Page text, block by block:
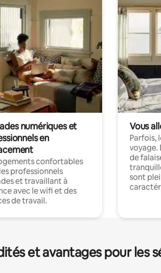
numériques et
en
confortables
professionnels
et travaillant à
avec le wifi et des
de travail.
Vous
Parfois,
voyage.
de
sont
et avantages pour les